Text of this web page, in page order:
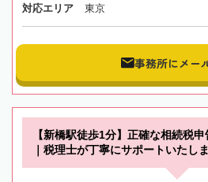
対応エリア 東京
事務所にメー
【新橋駅徒歩1分】正確な相続税
｜税理士が丁寧にサポートいたし